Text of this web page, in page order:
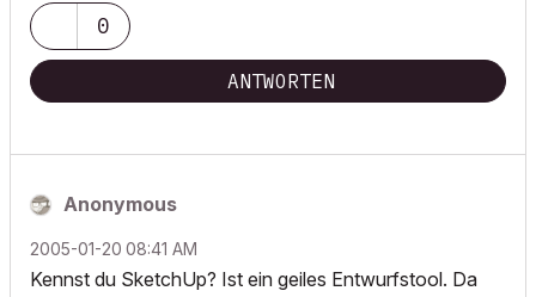
0
ANTWORTEN
Anonymous
‎2005-01-20 08:41 AM
Kennst du SketchUp? Ist ein geiles Entwurfstool. Da